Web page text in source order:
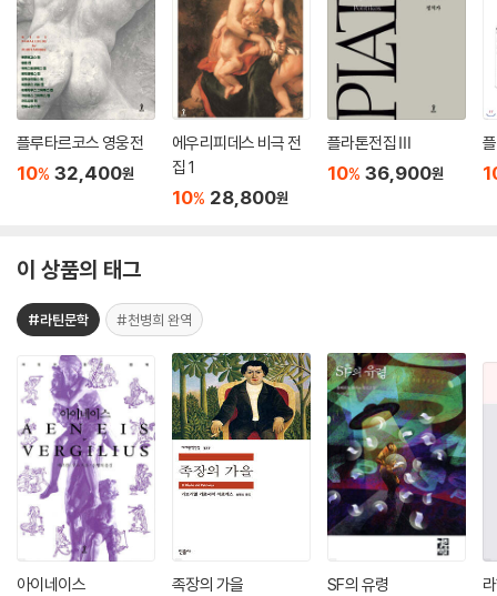
플루타르코스 영웅전
10% 32,400원
에우리피데스 비극 전
집 1
10% 28,800원
플라톤전집 Ⅲ
10% 36,900원
이 상품의 태그
#라틴문학 #천병희 완역
아이네이스 족장의 가을 SF의 유령